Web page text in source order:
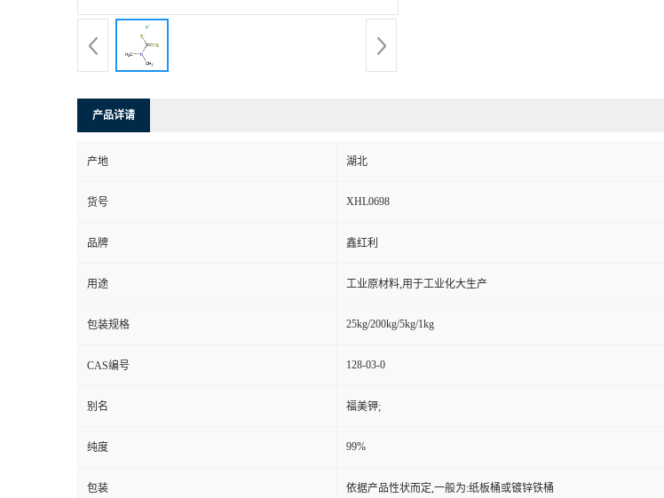
产品详请
产地 湖北
货号 XHL0698
品牌 鑫红利
用途 工业原材料,用于工业化大生产
包装规格 25kg/200kg/5kg/1kg
CAS编号 128-03-0
别名 福美钾;
纯度 99%
包装 依据产品性状而定,一般为:纸板桶或镀锌铁桶